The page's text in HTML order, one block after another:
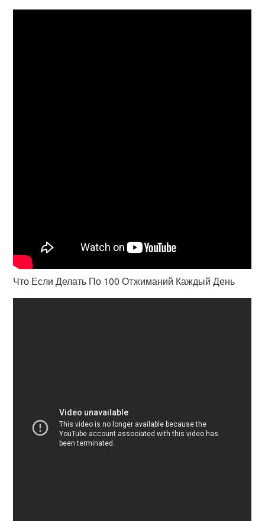
Что Если Делать По 100 Отжиманий Каждый День